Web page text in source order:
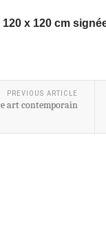
x 120 cm
PREVIOUS ARTICLE
art contemporain